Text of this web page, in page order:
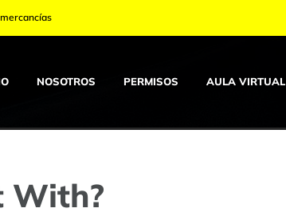
NOSOTROS PERMISOS AULA VIRTUAL
With?